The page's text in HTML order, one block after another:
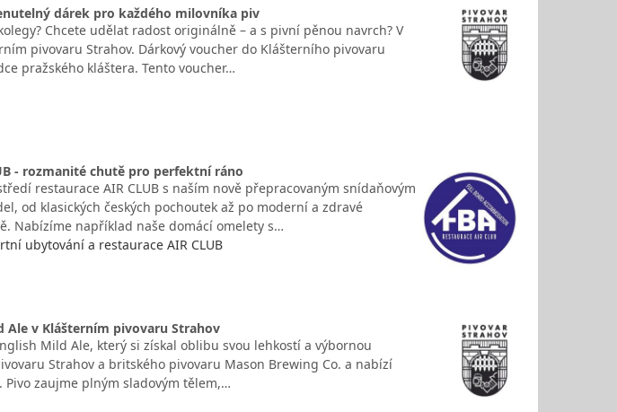
dárek pro každého milovníka piv
Chcete udělat radost originálně – a s pivní pěnou navrch? V
pivovaru Strahov. Dárkový voucher do Klášterního pivovaru
pražského kláštera. Tento voucher…
- rozmanité chutě pro perfektní ráno
restaurace AIR CLUB s naším nově přepracovaným snídaňovým
od klasických českých pochoutek až po moderní a zdravé
Nabízíme například naše domácí omelety s…
ubytování a restaurace AIR CLUB
Ale v Klášterním pivovaru Strahov
Mild Ale, který si získal oblibu svou lehkostí a výbornou
Strahov a britského pivovaru Mason Brewing Co. a nabízí
zaujme plným sladovým tělem,…